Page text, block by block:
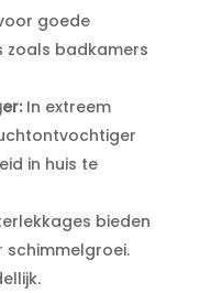
goede
zoals badkamers
In extreem
in huis te
bieden